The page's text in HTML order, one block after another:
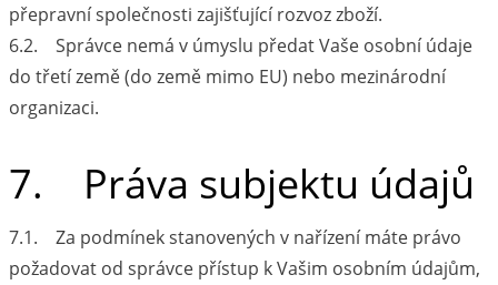
přepravní společnosti zajišťující rozvoz zboží.
6.2. Správce nemá v úmyslu předat Vaše osobní údaje
do třetí země (do země mimo EU) nebo mezinárodní
organizaci.
7. Práva subjektu údajů
7.1. Za podmínek stanovených v nařízení máte právo
požadovat od správce přístup k Vašim osobním údajům,